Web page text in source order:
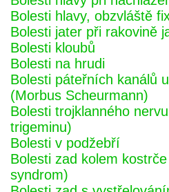
Bolesti hlavy, obzvláště
Bolesti jater při rakovině
Bolesti kloubů
Bolesti na hrudi
Bolesti páteřních kanálů
(Morbus Scheurmann)
Bolesti trojklanného
trigeminu)
Bolesti v podžebří
Bolesti zad kolem
syndrom)